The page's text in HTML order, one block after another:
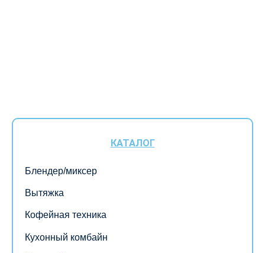
КАТАЛОГ
Блендер/миксер
Вытяжка
Кофейная техника
Кухонный комбайн